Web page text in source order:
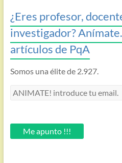
¿Eres profesor,
investigador?
artículos de PqA
Somos una élite de 2.927.
ANIMATE!
email.Me apunto !!!